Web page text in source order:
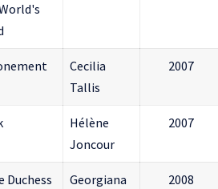
Cecilia
Tallis
2007
Hélène
Joncour
2007
Duchess
Georgiana
2008